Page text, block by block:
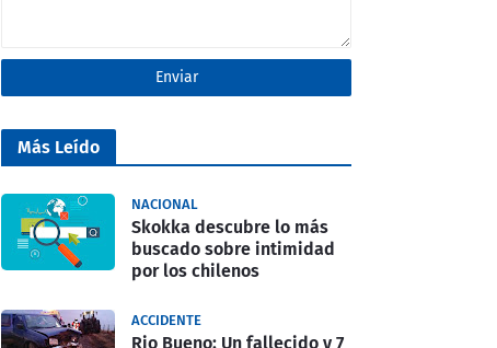
Más Leído
NACIONAL
Skokka descubre lo más
buscado sobre intimidad
por los chilenos
ACCIDENTE
Rio Bueno: Un fallecido y 7